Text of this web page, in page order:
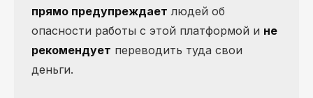
прямо предупреждает людей об
опасности работы с этой платформой и не
рекомендует переводить туда свои
деньги.